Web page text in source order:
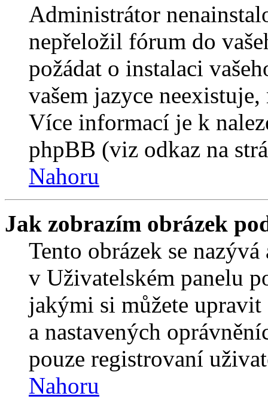
Administrátor
nepřeložil fórum do
požádat o instalaci
vašem jazyce
Více informací je k
phpBB (viz odkaz na
Nahoru
Jak zobrazím obrázek
Tento obrázek se
v Uživatelském panelu
jakými si můžete
a nastavených
pouze registrovaní
Nahoru